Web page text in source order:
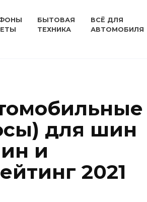
БЫТОВАЯ
ТЕХНИКА
ВСЁ ДЛЯ
АВТОМОБИЛЯ
для шин
и
2021